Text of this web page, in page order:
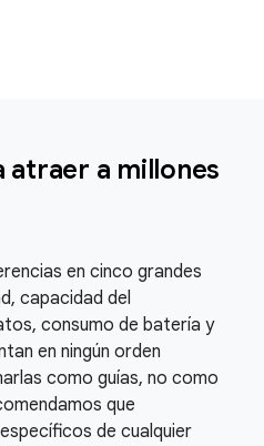
atraer a millones
en cinco grandes
capacidad del
consumo de batería y
en ningún orden
como guías, no como
que
de cualquier